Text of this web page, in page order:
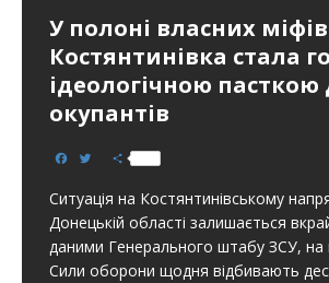
У полоні власних
Костянтинівка стала
ідеологічною пасткою
окупантів
e
b
o
o
k
t
t
e
r
S
h
r
e
Ситуація на Костянтинівському
Донецькій області залишається
даними Генерального штабу ЗСУ, на
Сили оборони щодня відбивають